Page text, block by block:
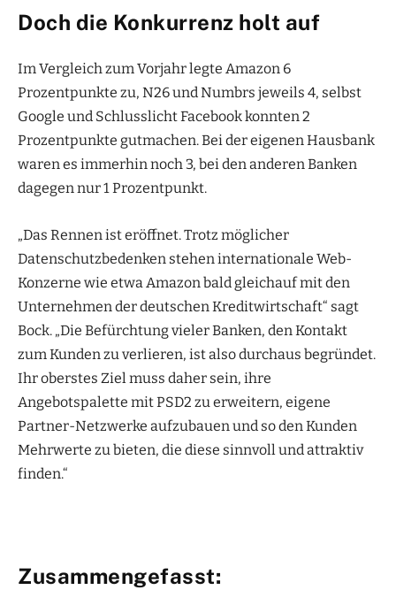
Doch die Konkurrenz holt auf
Im Vergleich zum Vorjahr legte Amazon 6
Prozentpunkte zu, N26 und Numbrs jeweils 4, selbst
Google und Schlusslicht Facebook konnten 2
Prozentpunkte gutmachen. Bei der eigenen Hausbank
waren es immerhin noch 3, bei den anderen Banken
dagegen nur 1 Prozentpunkt.
„Das Rennen ist eröffnet. Trotz möglicher
Datenschutzbedenken stehen internationale Web-
Konzerne wie etwa Amazon bald gleichauf mit den
Unternehmen der deutschen Kreditwirtschaft“ sagt
Bock. „Die Befürchtung vieler Banken, den Kontakt
zum Kunden zu verlieren, ist also durchaus begründet.
Ihr oberstes Ziel muss daher sein, ihre
Angebotspalette mit PSD2 zu erweitern, eigene
Partner-Netzwerke aufzubauen und so den Kunden
Mehrwerte zu bieten, die diese sinnvoll und attraktiv
finden.“
Zusammengefasst: